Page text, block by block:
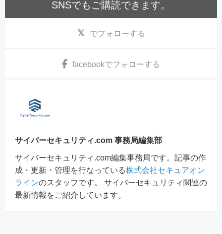
SNSでもご購読できます。
でフォローする
facebookでフォローする
サイバーセキュリティ.com 事務局編集部
サイバーセキュリティ.com編集事務局です。記事の作
成・更新・管理を行なっている株式会社セキュアオン
ラインのスタッフです。 サイバーセキュリティ関連の
最新情報をご紹介しています。